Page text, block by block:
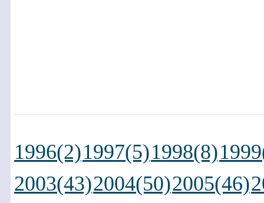
1996(2)1997(5)1998(8)
2003(43)2004(50)2005(46)